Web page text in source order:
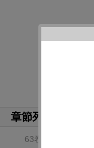
章節列表
63卷